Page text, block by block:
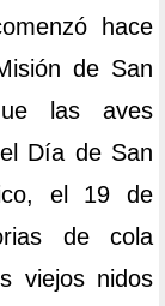
hace
de San
las aves
Día de San
el 19 de
de cola
viejos nidos